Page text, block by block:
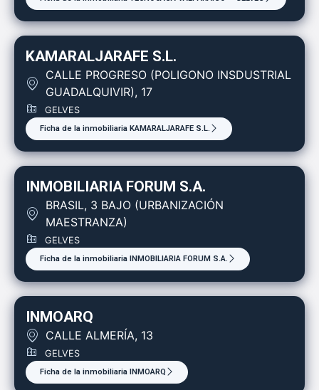
KAMARALJARAFE S.L.
CALLE PROGRESO (POLIGONO INSDUSTRIAL
GUADALQUIVIR), 17
GELVES
Ficha de la inmobiliaria KAMARALJARAFE S.L.
INMOBILIARIA FORUM S.A.
BRASIL, 3 BAJO (URBANIZACIÓN
MAESTRANZA)
GELVES
Ficha de la inmobiliaria INMOBILIARIA FORUM S.A.
INMOARQ
CALLE ALMERÍA, 13
GELVES
Ficha de la inmobiliaria INMOARQ